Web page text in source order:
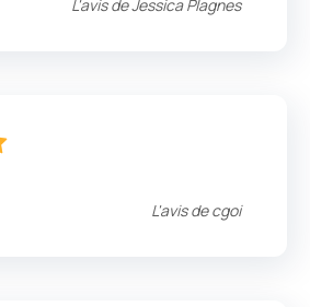
L'avis deJessica Plagnes
L'avis decgoi